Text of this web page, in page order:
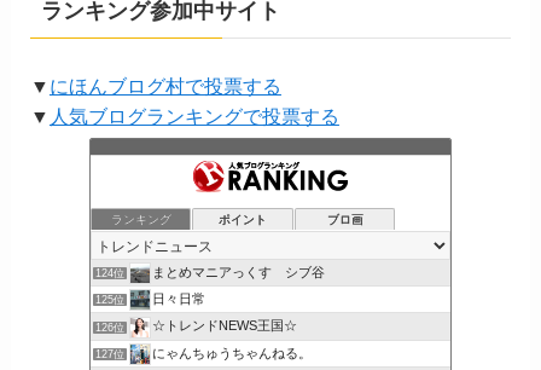
ランキング参加中サイト
▼ にほんブログ村で投票する
▼ 人気ブログランキングで投票する
ランキング ポイント ブロ画
124位 まとめマニアっくす シブ谷
125位 日々日常
126位 ☆トレンドNEWS王国☆
127位 にゃんちゅうちゃんねる。